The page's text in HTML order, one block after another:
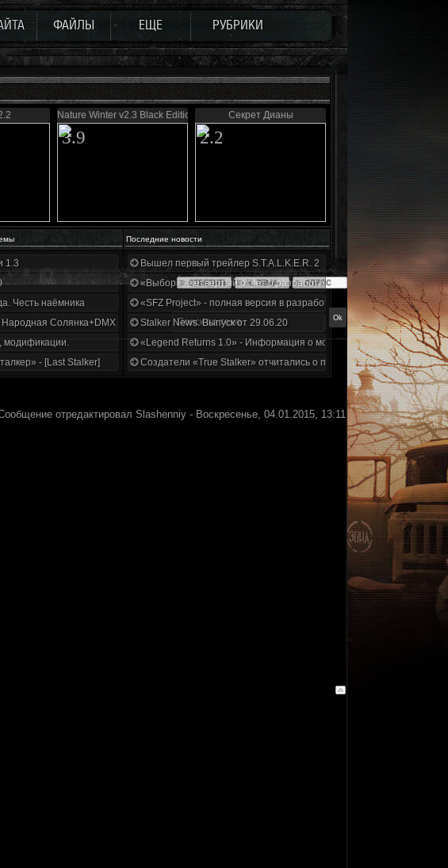
ФАЙЛЫ ЕЩЕ РУБРИКИ
Nature Winter v2.3 Black Edition
3.9
Секрет Дианы
2.2
Последние новости
Разбор трейлера
1.3
Честь наёмника
Народная Солянка+DMX 1.3.5.ООП.МА.К.
модификации.
- [Last Stalker]
Вышел первый трейлер S.T.A.L.K.E.R. 2
«Выбор» - четвертый отчет о разработке!
«SFZ Project» - полная версия в разработке!
Stalker News. Выпуск от 29.06.20
«Legend Returns 1.0» - Информация о моде за июнь 2020
Создатели «True Stalker» отчитались о проделанной работе
отредактировал Slashenniy - Воскресенье, 04.01.2015, 13:11